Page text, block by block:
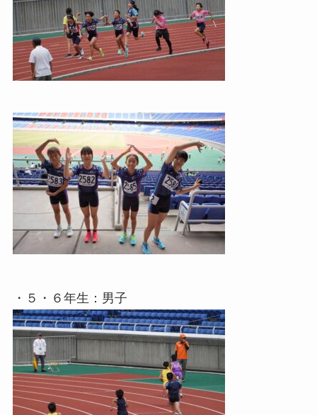
・５・６年生：男子